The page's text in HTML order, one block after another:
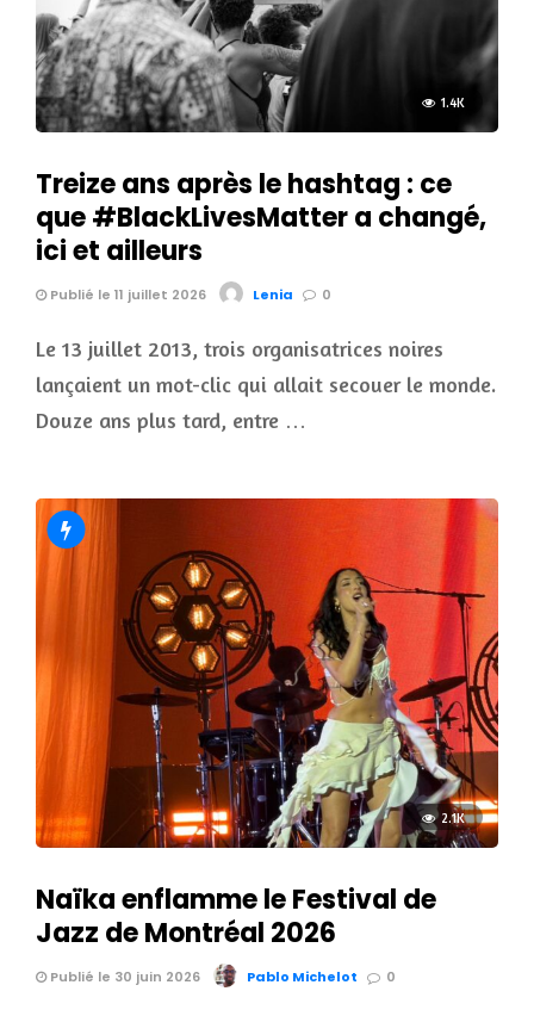
1.4K
Treize ans après le hashtag : ce
que #BlackLivesMatter a changé,
ici et ailleurs
Publié le 11 juillet 2026 Lenia 0
Le 13 juillet 2013, trois organisatrices noires
lançaient un mot-clic qui allait secouer le monde.
Douze ans plus tard, entre …
2.1K
Naïka enflamme le Festival de
Jazz de Montréal 2026
Publié le 30 juin 2026 Pablo Michelot 0